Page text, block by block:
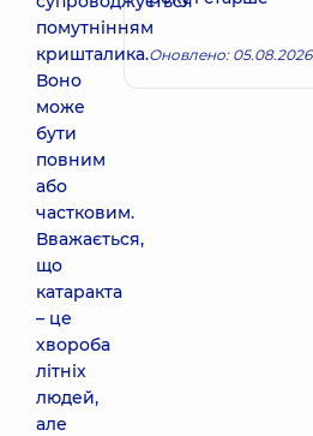
помутнінням
кришталика.
Воно
може
бути
повним
або
частковим.
Вважається,
що
катаракта
– це
хвороба
літніх
людей,
але
Оновлено: 05.08.2026